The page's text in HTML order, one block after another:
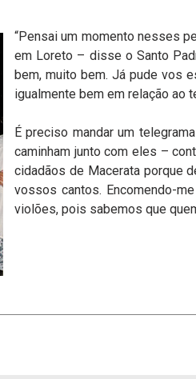
“Pensai um momento nesses
em Loreto – disse o Santo
bem, muito bem. Já pude vos
igualmente bem em relação ao
É preciso mandar um
caminham junto com eles –
cidadãos de Macerata porque
vossos cantos. Encomendo-
violões, pois sabemos que